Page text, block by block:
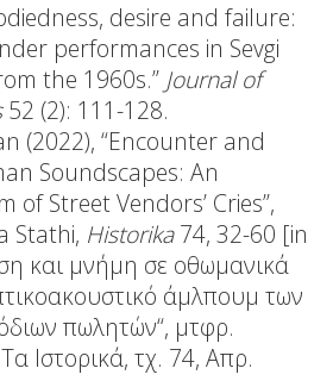
desire and failure:
performances in Sevgi
the 1960s.” Journal of
52 (2): 111-128.
(2022), “Encounter and
Soundscapes: An
of Street Vendors’ Cries”,
Stathi, Historika74, 32-60 [in
και μνήμη σε οθωμανικά
άμλπουμ των
πωλητών“, μτφρ.
Ιστορικά, τχ. 74, Απρ.